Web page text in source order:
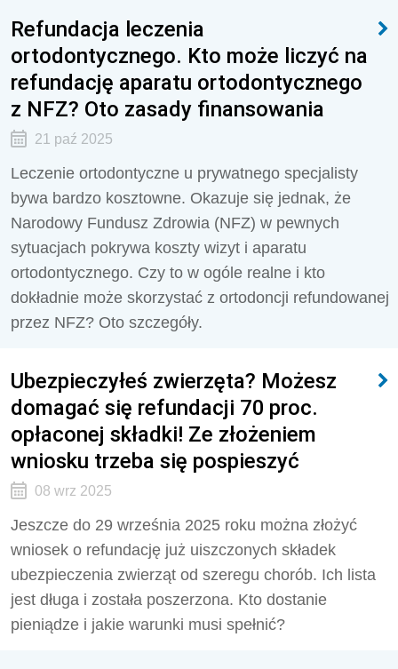
Refundacja leczenia
ortodontycznego. Kto może liczyć na
refundację aparatu ortodontycznego
z NFZ? Oto zasady finansowania
21 paź 2025
Leczenie ortodontyczne u prywatnego specjalisty
bywa bardzo kosztowne. Okazuje się jednak, że
Narodowy Fundusz Zdrowia (NFZ) w pewnych
sytuacjach pokrywa koszty wizyt i aparatu
ortodontycznego. Czy to w ogóle realne i kto
dokładnie może skorzystać z ortodoncji refundowanej
przez NFZ? Oto szczegóły.
Ubezpieczyłeś zwierzęta? Możesz
domagać się refundacji 70 proc.
opłaconej składki! Ze złożeniem
wniosku trzeba się pospieszyć
08 wrz 2025
Jeszcze do 29 września 2025 roku można złożyć
wniosek o refundację już uiszczonych składek
ubezpieczenia zwierząt od szeregu chorób. Ich lista
jest długa i została poszerzona. Kto dostanie
pieniądze i jakie warunki musi spełnić?